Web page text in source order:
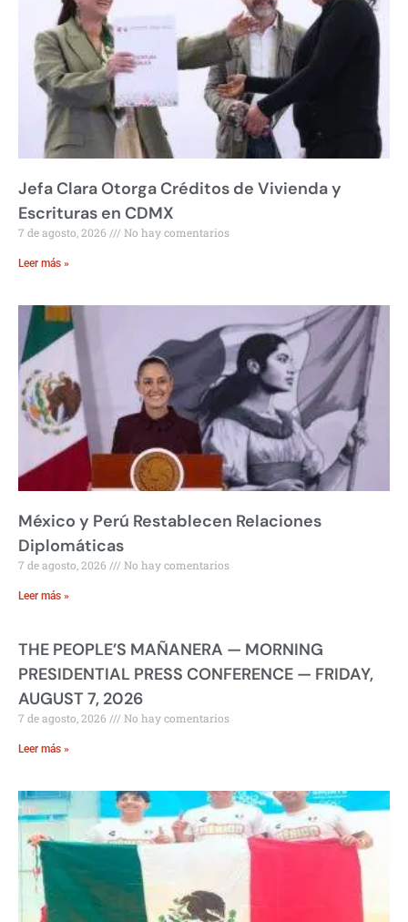
Jefa Clara Otorga Créditos de Vivienda y
Escrituras en CDMX
7 de agosto, 2026 No hay comentarios
Leer más »
México y Perú Restablecen Relaciones
Diplomáticas
7 de agosto, 2026 No hay comentarios
Leer más »
THE PEOPLE’S MAÑANERA — MORNING
PRESIDENTIAL PRESS CONFERENCE — FRIDAY,
AUGUST 7, 2026
7 de agosto, 2026 No hay comentarios
Leer más »